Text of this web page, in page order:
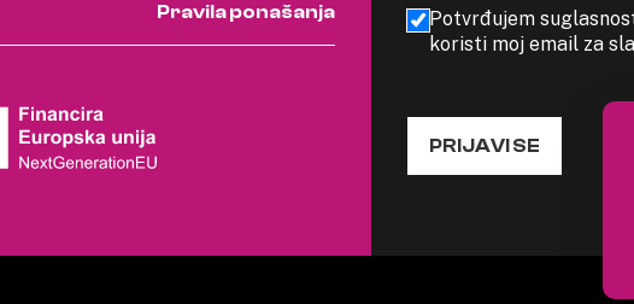
Pravila ponašanja
Potvrđujem
koristi moj email za
PRIJAVI SE